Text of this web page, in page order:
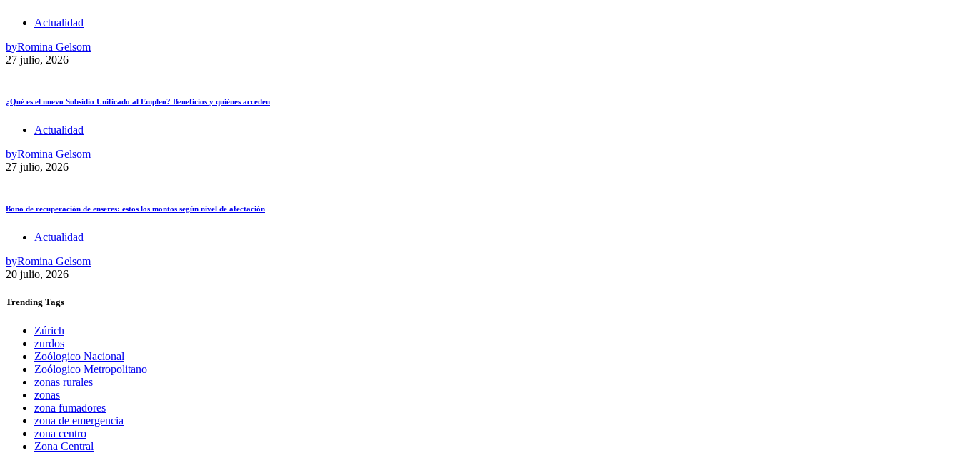
Actualidad
byRomina Gelsom
27 julio, 2026
¿Qué es el nuevo Subsidio Unificado al Empleo? Beneficios y quiénes acceden
Actualidad
byRomina Gelsom
27 julio, 2026
Bono de recuperación de enseres: estos los montos según nivel de afectación
Actualidad
byRomina Gelsom
20 julio, 2026
Trending Tags
Zúrich
zurdos
Zoólogico Nacional
Zoólogico Metropolitano
zonas rurales
zonas
zona fumadores
zona de emergencia
zona centro
Zona Central